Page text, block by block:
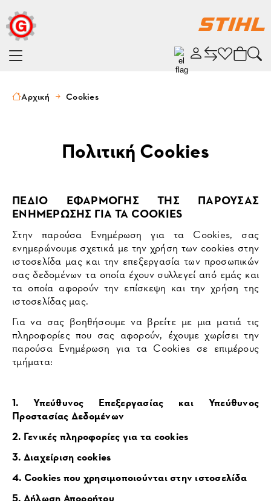
Αρχική Cookies
Πολιτική Cookies
ΠΕΔΙΟ ΕΦΑΡΜΟΓΗΣ ΤΗΣ ΠΑΡΟΥΣΑΣ
ΕΝΗΜΕΡΩΣΗΣ ΓΙΑ ΤΑ COOKIES
Στην παρούσα Ενημέρωση για τα Cookies, σας
ενημερώνουμε σχετικά με την χρήση των cookies στην
ιστοσελίδα μας και την επεξεργασία των προσωπικών
σας δεδομένων τα οποία έχουν συλλεγεί από εμάς και
τα οποία αφορούν την επίσκεψη και την χρήση της
ιστοσελίδας μας.
Για να σας βοηθήσουμε να βρείτε με μια ματιά τις
πληροφορίες που σας αφορούν, έχουμε χωρίσει την
παρούσα Ενημέρωση για τα Cookies σε επιμέρους
τμήματα:
1. Υπεύθυνος Επεξεργασίας και Υπεύθυνος
Προστασίας Δεδομένων
2. Γενικές πληροφορίες για τα cookies
3. Διαχείριση cookies
4. Cookies που χρησιμοποιούνται στην ιστοσελίδα
5. Δήλωση Απορρήτου